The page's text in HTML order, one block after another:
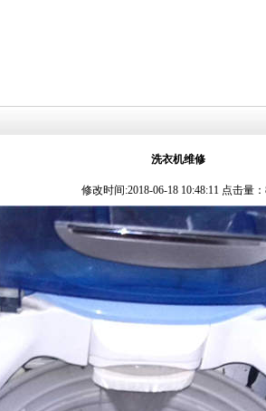
洗衣机维修
修改时间:2018-06-18 10:48:11 点击量：